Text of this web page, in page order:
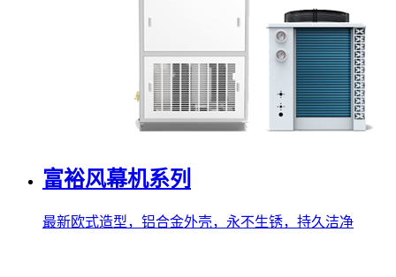
富裕风幕机系列
最新欧式造型，铝合金外壳，永不生锈，持久洁净